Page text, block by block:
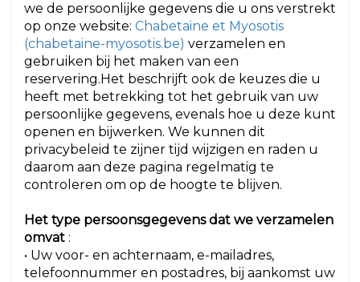
we de persoonlijke gegevens die u ons verstrekt
op onze website: Chabetaine et Myosotis
(chabetaine-myosotis.be) verzamelen en
gebruiken bij het maken van een
reservering.Het beschrijft ook de keuzes die u
heeft met betrekking tot het gebruik van uw
persoonlijke gegevens, evenals hoe u deze kunt
openen en bijwerken. We kunnen dit
privacybeleid te zijner tijd wijzigen en raden u
daarom aan deze pagina regelmatig te
controleren om op de hoogte te blijven.
Het type persoonsgegevens dat we verzamelen
omvat :
• Uw voor- en achternaam, e-mailadres,
telefoonnummer en postadres, bij aankomst uw